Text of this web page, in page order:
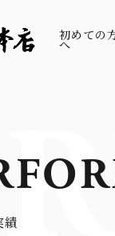
初めての
へ
績